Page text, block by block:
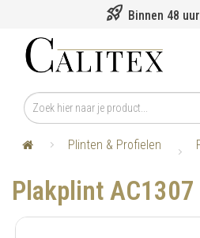
rocket_launch Binnen 48
Plinten & Profielen
Plakplint AC1307